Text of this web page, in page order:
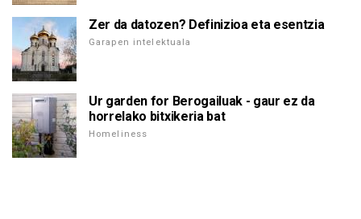
Zer da datozen? Definizioa eta esentzia
Garapen intelektuala
Ur garden for Berogailuak - gaur ez da
horrelako bitxikeria bat
Homeliness